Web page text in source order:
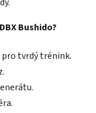
Bushido?
tvrdý trénink.